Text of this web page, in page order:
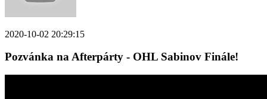
2020-10-02 20:29:15
Pozvánka na Afterpárty - OHL Sabinov Finále!